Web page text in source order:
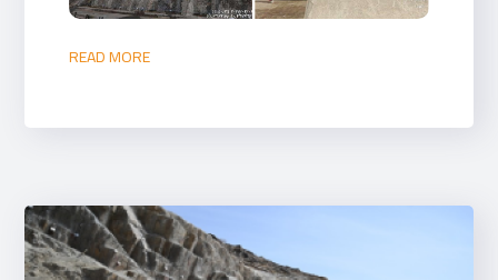
READ MORE